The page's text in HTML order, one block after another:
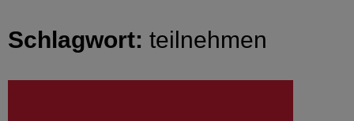
Schlagwort: teilnehmen